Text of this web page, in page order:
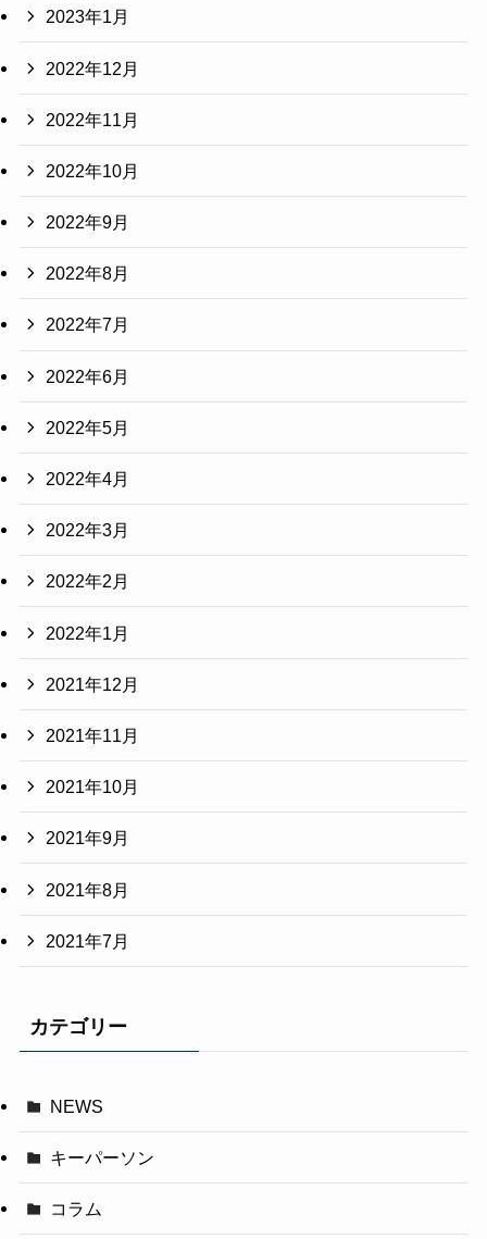
2023年1月
2022年12月
2022年11月
2022年10月
2022年9月
2022年8月
2022年7月
2022年6月
2022年5月
2022年4月
2022年3月
2022年2月
2022年1月
2021年12月
2021年11月
2021年10月
2021年9月
2021年8月
2021年7月
カテゴリー
NEWS
キーパーソン
コラム